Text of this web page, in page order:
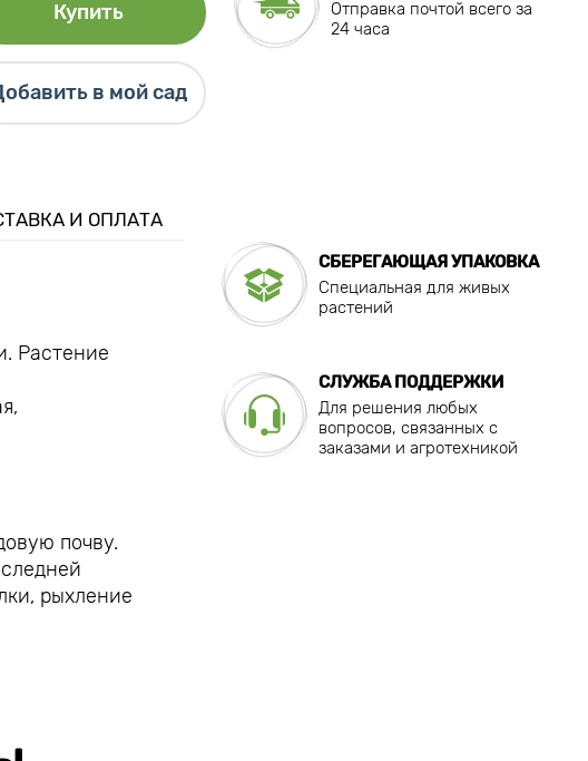
Купить
в мой сад
Отправка почтой всего за
24 часа
И ОПЛАТА
Растение
почву.
рыхление
СБЕРЕГАЮЩАЯ УПАКОВКА
Специальная для живых
растений
СЛУЖБА ПОДДЕРЖКИ
Для решения любых
вопросов, связанных с
заказами и агротехникой